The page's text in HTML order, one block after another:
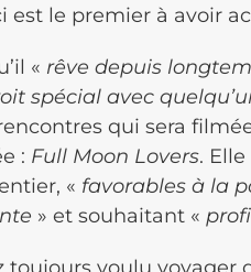
est le premier à avoir
« rêve depuis
spécial avec
qui sera
: Full Moon Lovers.
« favo­rables à la
» et souhai­tant «